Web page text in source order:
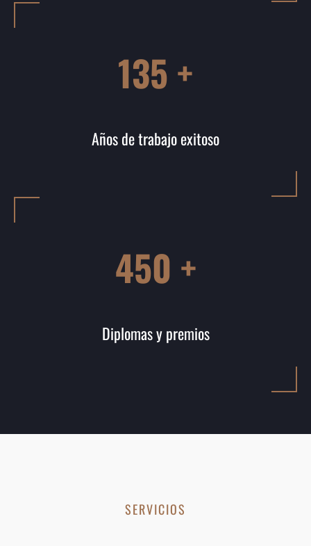
135 +
Años de trabajo exitoso
450 +
Diplomas y premios
SERVICIOS